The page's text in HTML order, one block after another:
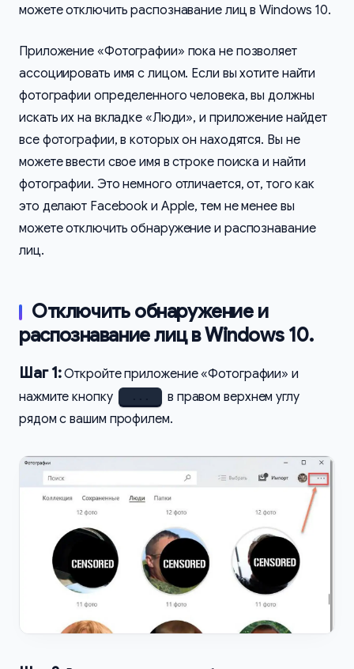
можете отключить распознавание лиц в Windows 10.
Приложение «Фотографии» пока не позволяет
ассоциировать имя с лицом. Если вы хотите найти
фотографии определенного человека, вы должны
искать их на вкладке «Люди», и приложение найдет
все фотографии, в которых он находятся. Вы не
можете ввести свое имя в строке поиска и найти
фотографии. Это немного отличается, от, того как
это делают Facebook и Apple, тем не менее вы
можете отключить обнаружение и распознавание
лиц.
Отключить обнаружение и
распознавание лиц в Windows 10.
Шаг 1:Откройте приложение «Фотографии» и
нажмите кнопку
в правом верхнем углу
рядом с вашим профилем.